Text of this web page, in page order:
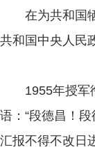
在为共和国牺
共和国中央人民
1955年授军衔
语：“段德昌！
汇报不得不改日